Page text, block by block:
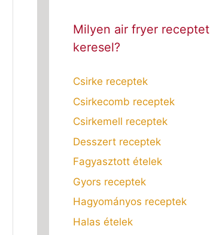
Milyen air fryer receptet
keresel?
Csirke receptek
Csirkecomb receptek
Csirkemell receptek
Desszert receptek
Fagyasztott ételek
Gyors receptek
Hagyományos receptek
Halas ételek